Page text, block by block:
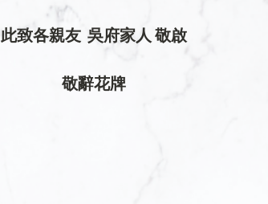
此致各親友  吳府家人 敬啟
敬辭花牌